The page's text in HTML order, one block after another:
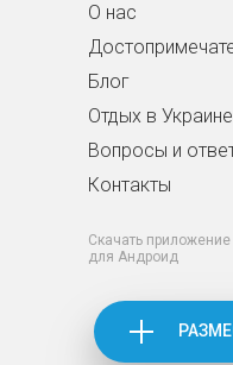
О нас
Блог
Отдых в Украине
Вопросы и
Контакты
Скачать приложение
для Андроид